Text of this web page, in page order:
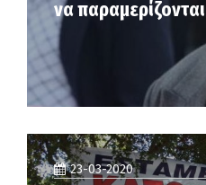
να παραμερίζονται
23-03-2020